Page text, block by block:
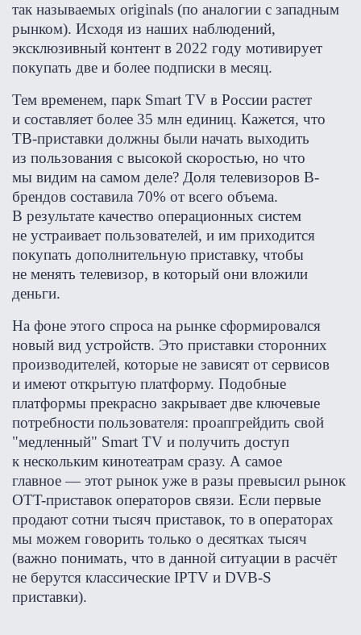
так называемых originals (по аналогии с западным
рынком). Исходя из наших наблюдений,
эксклюзивный контент в 2022 году мотивирует
покупать две и более подписки в месяц.
Тем временем, парк Smart TV в России растет
и составляет более 35 млн единиц. Кажется, что
ТВ-приставки должны были начать выходить
из пользования с высокой скоростью, но что
мы видим на самом деле? Доля телевизоров В-
брендов составила 70% от всего объема.
В результате качество операционных систем
не устраивает пользователей, и им приходится
покупать дополнительную приставку, чтобы
не менять телевизор, в который они вложили
деньги.
На фоне этого спроса на рынке сформировался
новый вид устройств. Это приставки сторонних
производителей, которые не зависят от сервисов
и имеют открытую платформу. Подобные
платформы прекрасно закрывает две ключевые
потребности пользователя: проапгрейдить свой
"медленный" Smart TV и получить доступ
к нескольким кинотеатрам сразу. А самое
главное — этот рынок уже в разы превысил рынок
OTT-приставок операторов связи. Если первые
продают сотни тысяч приставок, то в операторах
мы можем говорить только о десятках тысяч
(важно понимать, что в данной ситуации в расчёт
не берутся классические IPTV и DVB-S
приставки).